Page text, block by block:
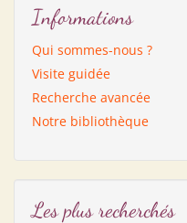
Informations
Qui sommes-nous ?
Visite guidée
Recherche avancée
Notre bibliothèque
Les plus recherchés